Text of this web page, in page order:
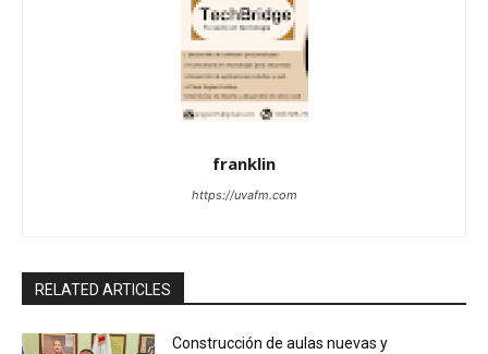
franklin
https://uvafm.com
RELATED ARTICLES
Construcción de aulas nuevas y